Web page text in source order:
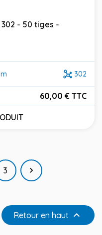
- 50 tiges -
302
60,00 € TTC
3 Suivant

Retour en haut 